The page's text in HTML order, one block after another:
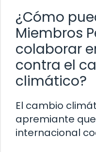
¿Cómo
Miembros
colaborar
contra el
climático?
El cambio
apremiante
internacional